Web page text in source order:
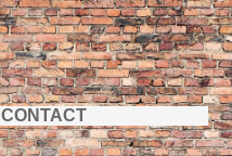
CONTACT